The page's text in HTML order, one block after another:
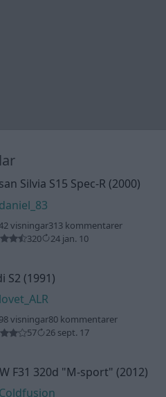
Silvia S15 Spec-R (2000)
daniel_83
visningar313 kommentarer
320
24 jan. 10
S2 (1991)
lovet_ALR
visningar80 kommentarer
57
26 sept. 17
F31 320d "M-sport" (2012)
Coldfusion